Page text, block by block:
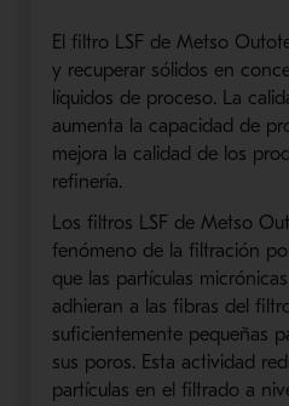
El filtro LSF de Metso
y recuperar sólidos en
líquidos de proceso. La
aumenta la capacidad de
mejora la calidad de los
refinería.
Los filtros LSF de Metso
fenómeno de la filtración
que las partículas micrónicas
adhieran a las fibras del
suficientemente pequeñas
sus poros. Esta actividad
partículas en el filtrado a